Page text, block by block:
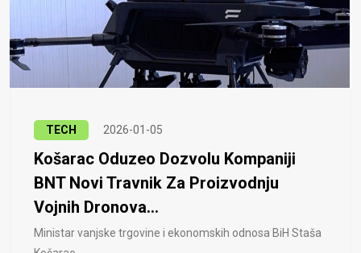
TECH 2026-01-05
Košarac Oduzeo Dozvolu Kompaniji
BNT Novi Travnik Za Proizvodnju
Vojnih Dronova...
Ministar vanjske trgovine i ekonomskih odnosa BiH Staša